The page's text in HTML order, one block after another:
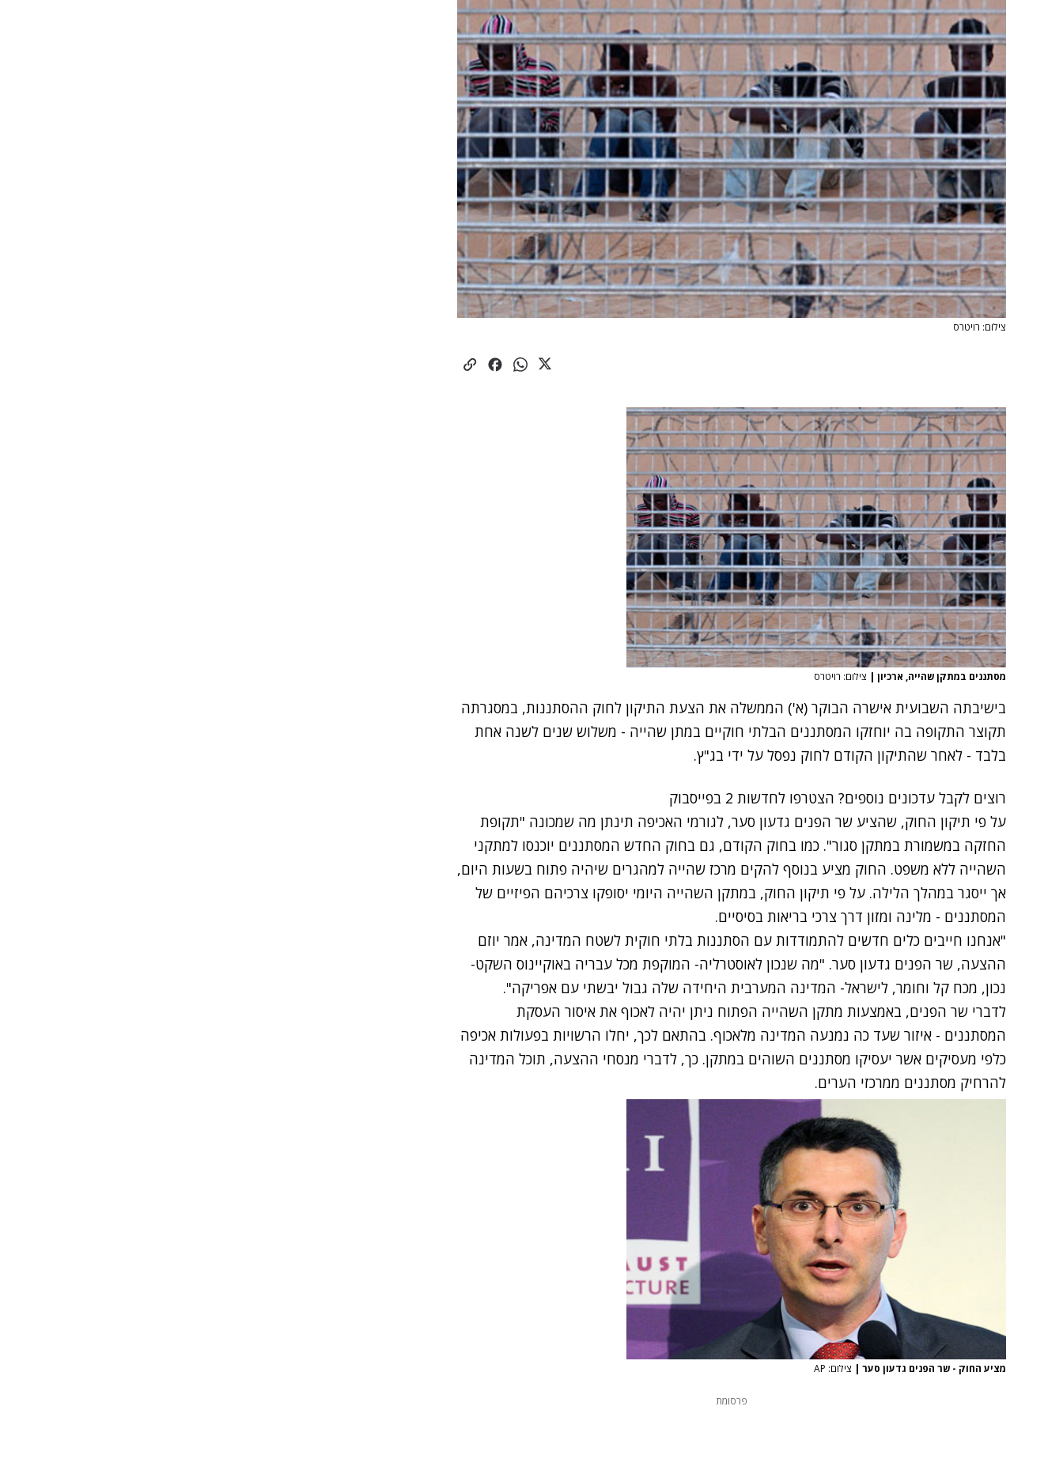
צילום: רויטרס
מסתננים במתקן שהייה, ארכיון | צילום: רויטרס
בישיבתה השבועית אישרה הבוקר (א') הממשלה את הצעת התיקון לחוק ההסתננות, במסגרתה
תקוצר התקופה בה יוחזקו המסתננים הבלתי חוקיים במתן שהייה - משלוש שנים לשנה אחת
בלבד - לאחר שהתיקון הקודם לחוק נפסל על ידי בג"ץ.
רוצים לקבל עדכונים נוספים? הצטרפו לחדשות 2 בפייסבוק
על פי תיקון החוק, שהציע שר הפנים גדעון סער, לגורמי האכיפה תינתן מה שמכונה "תקופת
החזקה במשמורת במתקן סגור". כמו בחוק הקודם, גם בחוק החדש המסתננים יוכנסו למתקני
השהייה ללא משפט. החוק מציע בנוסף להקים מרכז שהייה למהגרים שיהיה פתוח בשעות היום,
אך ייסגר במהלך הלילה. על פי תיקון החוק, במתקן השהייה היומי יסופקו צרכיהם הפיזיים של
המסתננים - מלינה ומזון דרך צרכי בריאות בסיסיים.
"אנחנו חייבים כלים חדשים להתמודדות עם הסתננות בלתי חוקית לשטח המדינה, אמר יוזם
ההצעה, שר הפנים גדעון סער. "מה שנכון לאוסטרליה- המוקפת מכל עבריה באוקיינוס השקט-
נכון, מכח קל וחומר, לישראל- המדינה המערבית היחידה שלה גבול יבשתי עם אפריקה".
לדברי שר הפנים, באמצעות מתקן השהייה הפתוח ניתן יהיה לאכוף את איסור העסקת
המסתננים - איזור שעד כה נמנעה המדינה מלאכוף. בהתאם לכך, יחלו הרשויות בפעולות אכיפה
כלפי מעסיקים אשר יעסיקו מסתננים השוהים במתקן. כך, לדברי מנסחי ההצעה, תוכל המדינה
להרחיק מסתננים ממרכזי הערים.
מציע החוק - שר הפנים גדעון סער | צילום: AP
פרסומת